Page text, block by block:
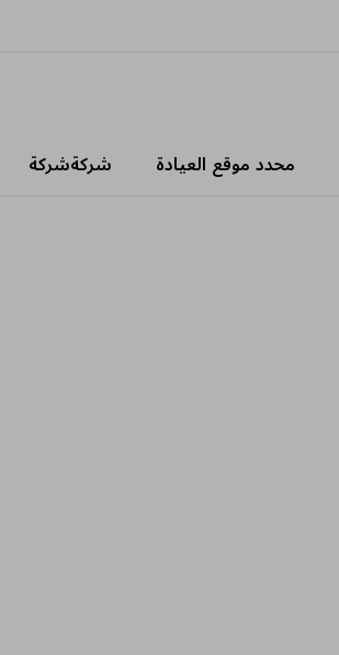
محدد موقع العيادة شركةشركة